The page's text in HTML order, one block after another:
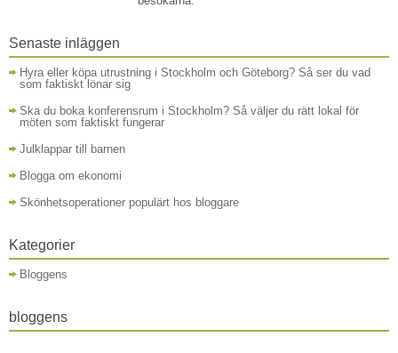
Senaste inläggen
Hyra eller köpa utrustning i Stockholm och Göteborg? Så ser du vad
som faktiskt lönar sig
Ska du boka konferensrum i Stockholm? Så väljer du rätt lokal för
möten som faktiskt fungerar
Julklappar till barnen
Blogga om ekonomi
Skönhetsoperationer populärt hos bloggare
Kategorier
Bloggens
bloggens